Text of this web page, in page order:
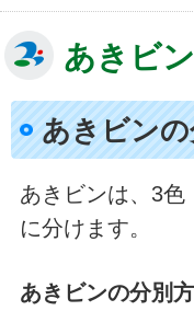
あきビ
あきビン
あきビンは、3色
に分けます。
あきビンの分別